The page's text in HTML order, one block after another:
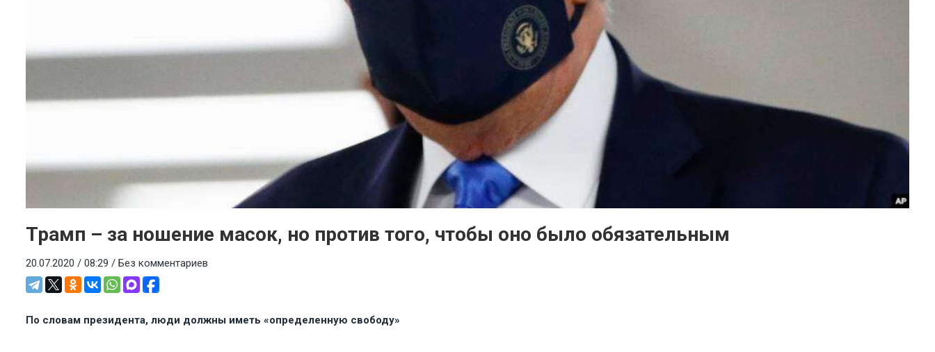
Трамп – за ношение масок, но против того, чтобы оно было обязательным
20.07.2020 / 08:29 / Без комментариев
По словам президента, люди должны иметь «определенную свободу»